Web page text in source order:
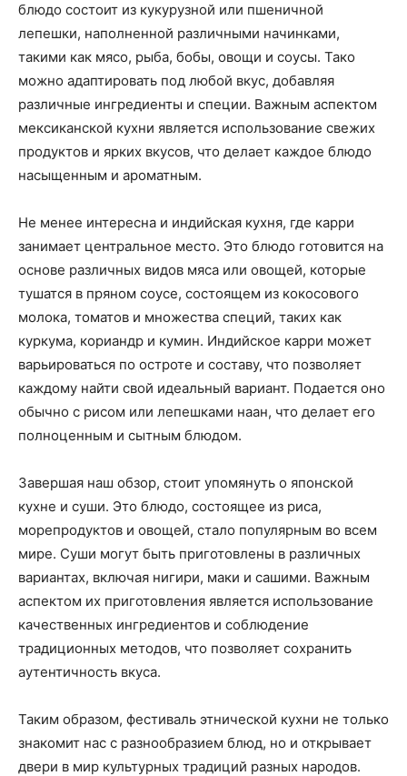
блюдо состоит из кукурузной или пшеничной
лепешки, наполненной различными начинками,
такими как мясо, рыба, бобы, овощи и соусы. Тако
можно адаптировать под любой вкус, добавляя
различные ингредиенты и специи. Важным аспектом
мексиканской кухни является использование свежих
продуктов и ярких вкусов, что делает каждое блюдо
насыщенным и ароматным.
Не менее интересна и индийская кухня, где карри
занимает центральное место. Это блюдо готовится на
основе различных видов мяса или овощей, которые
тушатся в пряном соусе, состоящем из кокосового
молока, томатов и множества специй, таких как
куркума, кориандр и кумин. Индийское карри может
варьироваться по остроте и составу, что позволяет
каждому найти свой идеальный вариант. Подается оно
обычно с рисом или лепешками наан, что делает его
полноценным и сытным блюдом.
Завершая наш обзор, стоит упомянуть о японской
кухне и суши. Это блюдо, состоящее из риса,
морепродуктов и овощей, стало популярным во всем
мире. Суши могут быть приготовлены в различных
вариантах, включая нигири, маки и сашими. Важным
аспектом их приготовления является использование
качественных ингредиентов и соблюдение
традиционных методов, что позволяет сохранить
аутентичность вкуса.
Таким образом, фестиваль этнической кухни не только
знакомит нас с разнообразием блюд, но и открывает
двери в мир культурных традиций разных народов.